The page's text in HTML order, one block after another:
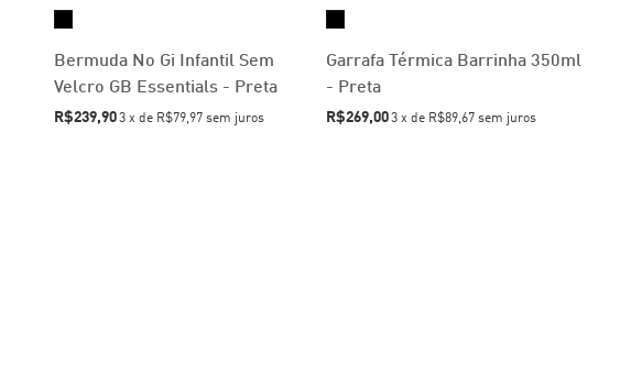
Bermuda No Gi Infantil Sem
Velcro GB Essentials - Preta
R$239,90 3 x de R$79,97 sem juros
Garrafa Térmica Barrinha 350ml
- Preta
R$269,00 3 xde R$89,67 sem juros